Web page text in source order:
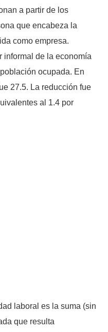
a partir de los
que encabeza la
como empresa.
informal de la economía
ocupada. En
27.5. La reducción fue
al 1.4 por
laboral es la suma (sin
que resulta